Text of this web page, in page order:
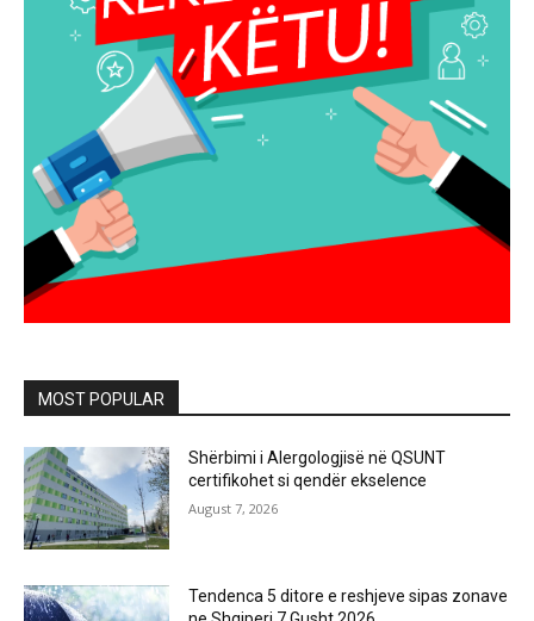
MOST POPULAR
Shërbimi i Alergologjisë në QSUNT
certifikohet si qendër ekselence
August 7, 2026
Tendenca 5 ditore e reshjeve sipas zonave